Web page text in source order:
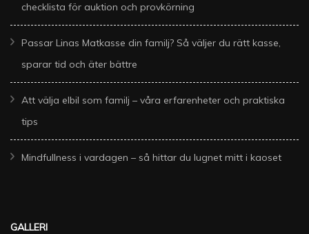
checklista för auktion och provkörning
Passar Linas Matkasse din familj? Så väljer du rätt kasse,
sparar tid och äter bättre
Att välja elbil som familj – våra erfarenheter och praktiska
tips
Mindfullness i vardagen – så hittar du lugnet mitt i kaoset
GALLERI